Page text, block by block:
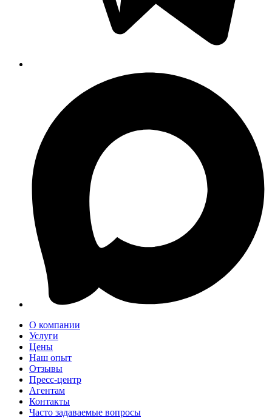
О компании
Услуги
Цены
Наш опыт
Отзывы
Пресс-центр
Агентам
Контакты
Часто задаваемые вопросы